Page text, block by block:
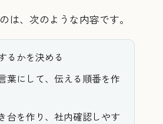
は、次のような内容です。
るかを決める
葉にして、伝える順番を作
台を作り、社内確認しやす